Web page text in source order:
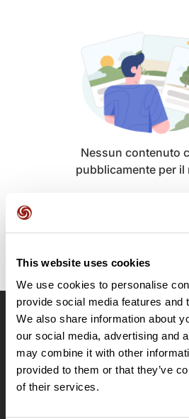
This website uses cookies
We use cookies to personalise
provide social media features and
We also share information about
our social media, advertising and
may combine it with other
provided to them or that they’ve
of their services.
Nessun contenuto
pubblicamente per il
OpenRunner
Team
Lavora con noi
Riguardo a